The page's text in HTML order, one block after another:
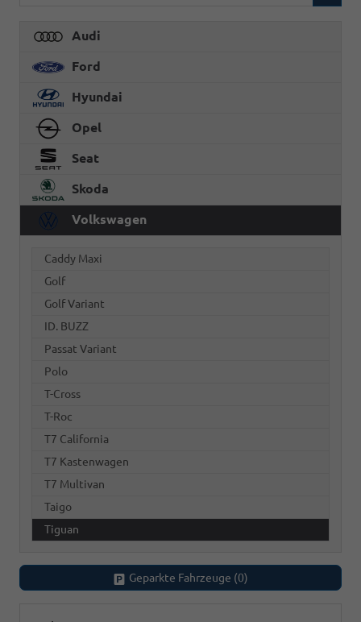
Audi
Ford
Hyundai
Opel
Seat
Skoda
Volkswagen
Caddy Maxi
Golf
Golf Variant
ID. BUZZ
Passat Variant
Polo
T-Cross
T-Roc
T7 California
T7 Kastenwagen
T7 Multivan
Taigo
Tiguan
Geparkte Fahrzeuge (0)